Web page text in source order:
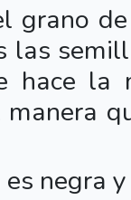
grano
las
hace
negra